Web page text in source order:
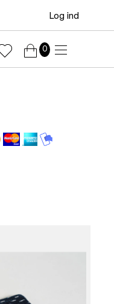
Log ind
0